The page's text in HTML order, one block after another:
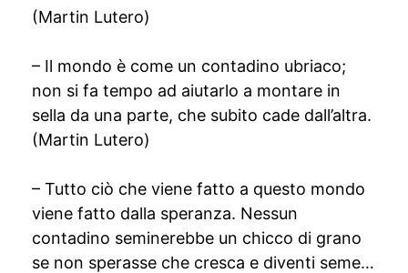
(Martin Lutero)
– Il mondo è come un contadino ubriaco;
non si fa tempo ad aiutarlo a montare in
sella da una parte, che subito cade dall’altra.
(Martin Lutero)
– Tutto ciò che viene fatto a questo mondo
viene fatto dalla speranza. Nessun
contadino seminerebbe un chicco di grano
se non sperasse che cresca e diventi seme…